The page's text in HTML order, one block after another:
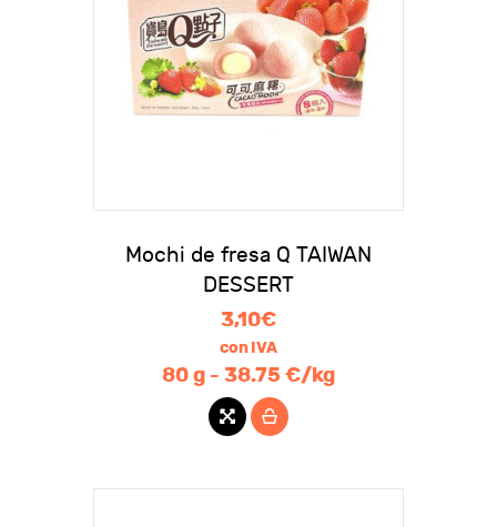
Mochi de fresa Q TAIWAN
DESSERT
3,10€
con IVA
80 g - 38.75 €/kg